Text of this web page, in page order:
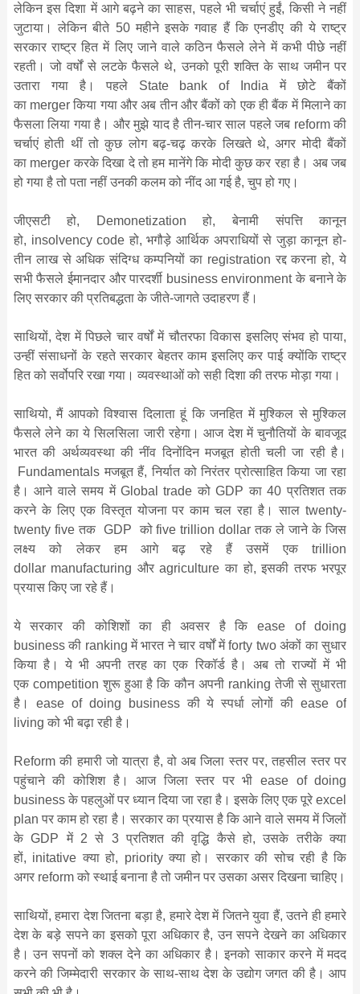
लेकिन इस दिशा में आगे बढ़ने का साहस, पहले भी चर्चाएं हुईं, किसी ने नहीं
जुटाया। लेकिन बीते 50 महीने इसके गवाह हैं कि एनडीए की ये राष्‍ट्र
सरकार राष्‍ट्र हित में लिए जाने वाले कठिन फैसले लेने में कभी पीछे नहीं
रहती। जो वर्षों से लटके फैसले थे, उनको पूरी शक्ति के साथ जमीन पर
उतारा गया है। पहले State bank of India में छोटे बैंकों
का merger किया गया और अब तीन और बैंकों को एक ही बैंक में मिलाने का
फैसला लिया गया है। और मुझे याद है तीन-चार साल पहले जब reform की
चर्चाएं होती थीं तो कुछ लोग बढ़-चढ़ करके लिखते थे, अगर मोदी बैंकों
का merger करके दिखा दे तो हम मानेंगे कि मोदी कुछ कर रहा है। अब जब
हो गया है तो पता नहीं उनकी कलम को नींद आ गई है, चुप हो गए।
जीएसटी हो, Demonetization हो, बेनामी संपत्ति कानून
हो, insolvency code हो, भगौड़े आर्थिक अपराधियों से जुड़ा कानून हो-
तीन लाख से अधिक संदिग्‍ध कम्‍पनियों का registration रद्द करना हो, ये
सभी फैसले ईमानदार और पारदर्शी business environment के बनाने के
लिए सरकार की प्रतिबद्धता के जीते-जागते उदाहरण हैं।
सा‍थियों, देश में पिछले चार वर्षों में चौतरफा विकास इसलिए संभव हो पाया,
उन्‍हीं संसाधनों के रहते सरकार बेहतर काम इसलिए कर पाई क्‍योंकि राष्‍ट्र
हित को सर्वोपरि रखा गया। व्‍यवस्‍थाओं को सही दिशा की तरफ मोड़ा गया।
साथियो, मैं आपको विश्‍वास दिलाता हूं कि जनहित में मुश्किल से मुश्किल
फैसले लेने का ये सिलसिला जारी रहेगा। आज देश में चुनौतियों के बावजूद
भारत की अर्थव्‍यवस्‍था की नींव दिनोंदिन मजबूत होती चली जा रही है।
Fundamentals मजबूत हैं, निर्यात को निरंतर प्रोत्‍साहित किया जा रहा
है। आने वाले समय में Global trade को GDP का 40 प्रतिशत तक
करने के लिए एक विस्‍तृत योजना पर काम चल रहा है। साल twenty-
twenty five तक GDP को five trillion dollar तक ले जाने के जिस
लक्ष्‍य को लेकर हम आगे बढ़ रहे हैं उसमें एक trillion
dollar manufacturing और agriculture का हो, इसकी तरफ भरपूर
प्रयास किए जा रहे हैं।
ये सरकार की कोशिशों का ही अवसर है कि ease of doing
business की ranking में भारत ने चार वर्षों में forty two अंकों का सुधार
किया है। ये भी अपनी तरह का एक रिकॉर्ड है। अब तो राज्‍यों में भी
एक competition शुरू हुआ है कि कौन अपनी ranking तेजी से सुधारता
है। ease of doing business की ये स्‍पर्धा लोगों की ease of
living को भी बढ़ा रही है।
Reform की हमारी जो यात्रा है, वो अब जिला स्‍तर पर, तहसील स्‍तर पर
पहुंचाने की कोशिश है। आज जिला स्‍तर पर भी ease of doing
business के पहलुओं पर ध्‍यान दिया जा रहा है। इसके लिए एक पूरे excel
plan पर काम हो रहा है। सरकार का प्रयास है कि आने वाले समय में जिलों
के GDP में 2 से 3 प्रतिशत की वृद्धि कैसे हो, उसके तरीके क्‍या
हों, initative क्‍या हो, priority क्‍या हो। सरकार की सोच रही है कि
अगर reform को स्‍थाई बनाना है तो जमीन पर उसका असर दिखना चाहिए।
साथियों, हमारा देश जितना बड़ा है, हमारे देश में जितने युवा हैं, उतने ही हमारे
देश के बड़े सपने का इसको पूरा अधिकार है, उन सपने देखने का अधिकार
है। उन सपनों को शक्‍ल देने का अधिकार है। इनको साकार करने में मदद
करने की जिम्‍मेदारी सरकार के साथ-साथ देश के उद्योग जगत की है। आप